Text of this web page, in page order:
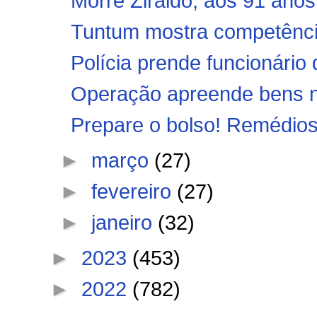
Tuntum mostra
Polícia prende funcionário
Operação apreende bens
Prepare o bolso!
► março (27)
►fevereiro (27)
► janeiro (32)
► 2023 (453)
► 2022 (782)